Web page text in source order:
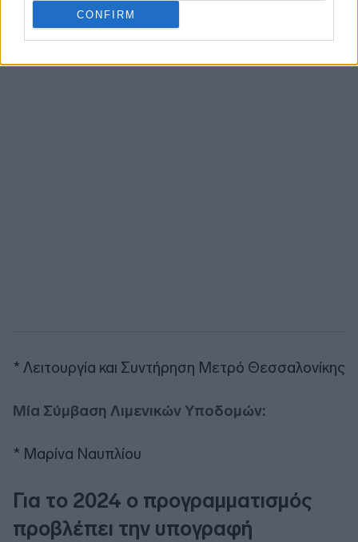
CONFIRM
* Λειτουργία και Συντήρηση Μετρό Θεσσαλονίκης
Μία Σύμβαση Λιμενικών Υποδομών:
* Μαρίνα Ναυπλίου
Για το 2024 ο προγραμματισμός
προβλέπει την υπογραφή